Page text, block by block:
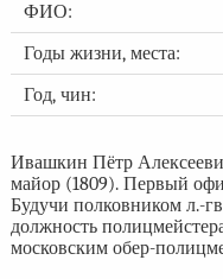
ФИО:
Годы жизни, места:
Год, чин:
Ивашкин Пётр
майор (1809). Первый
Будучи полковником л.-
должность
московским обер-